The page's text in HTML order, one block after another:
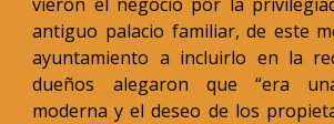
antiguo palacio familiar, de este
ayuntamiento a incluirlo en la
dueños alegaron que “era
moderna y el deseo de los